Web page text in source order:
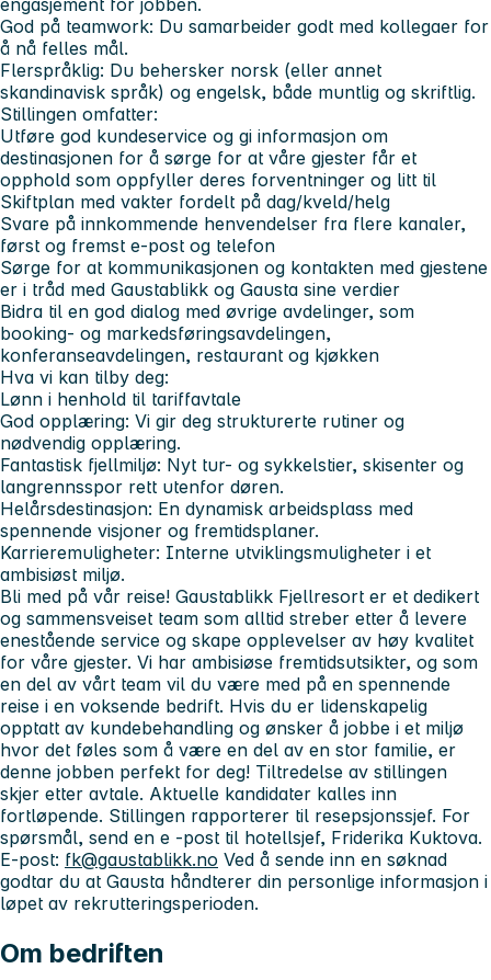
God på teamwork: Du samarbeider godt med kollegaer for
å nå felles mål.
Flerspråklig: Du behersker norsk (eller annet
skandinavisk språk) og engelsk, både muntlig og skriftlig.
Stillingen omfatter:
Utføre god kundeservice og gi informasjon om
destinasjonen for å sørge for at våre gjester får et
opphold som oppfyller deres forventninger og litt til
Skiftplan med vakter fordelt på dag/kveld/helg
Svare på innkommende henvendelser fra flere kanaler,
først og fremst e-post og telefon
Sørge for at kommunikasjonen og kontakten med gjestene
er i tråd med Gaustablikk og Gausta sine verdier
Bidra til en god dialog med øvrige avdelinger, som
booking- og markedsføringsavdelingen,
konferanseavdelingen, restaurant og kjøkken
Hva vi kan tilby deg:
Lønn i henhold til tariffavtale
God opplæring: Vi gir deg strukturerte rutiner og
nødvendig opplæring.
Fantastisk fjellmiljø: Nyt tur- og sykkelstier, skisenter og
langrennsspor rett utenfor døren.
Helårsdestinasjon: En dynamisk arbeidsplass med
spennende visjoner og fremtidsplaner.
Karrieremuligheter: Interne utviklingsmuligheter i et
ambisiøst miljø.
Bli med på vår reise! Gaustablikk Fjellresort er et dedikert
og sammensveiset team som alltid streber etter å levere
enestående service og skape opplevelser av høy kvalitet
for våre gjester. Vi har ambisiøse fremtidsutsikter, og som
en del av vårt team vil du være med på en spennende
reise i en voksende bedrift. Hvis du er lidenskapelig
opptatt av kundebehandling og ønsker å jobbe i et miljø
hvor det føles som å være en del av en stor familie, er
denne jobben perfekt for deg! Tiltredelse av stillingen
skjer etter avtale. Aktuelle kandidater kalles inn
fortløpende. Stillingen rapporterer til resepsjonssjef. For
spørsmål, send en e -post til hotellsjef, Friderika Kuktova.
E-post: fk@gaustablikk.no Ved å sende inn en søknad
godtar du at Gausta håndterer din personlige informasjon i
løpet av rekrutteringsperioden.
Om bedriften